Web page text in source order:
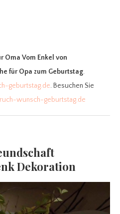
Oma Vom Enkel von
für Opa zum Geburtstag.
geburtstag.de. Besuchen Sie
wunsch-geburtstag.de
Dekoration